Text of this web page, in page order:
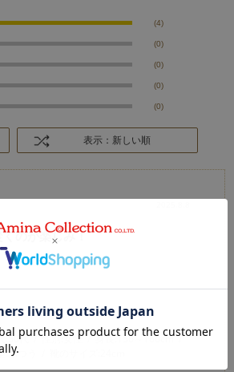
(4)
(0)
(0)
(0)
(0)
表示：新しい順
くのが楽しみ！
:50代 性別:女性 身長:156～160cm
:ふつう